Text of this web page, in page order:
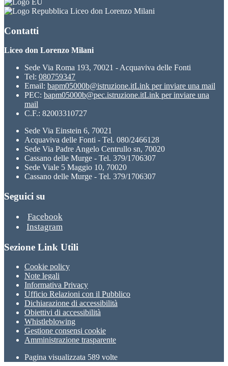
Liceo don Lorenzo Milani
Contatti
Liceo don Lorenzo Milani
Sede Via Roma 193, 70021 - Acquaviva delle Fonti
Tel: 080759347
Email: bapm05000b@istruzione.itLink per inviare una mail
PEC: bapm05000b@pec.istruzione.itLink per inviare una
mail
C.F.: 82003310727
Sede Via Einstein 6, 70021
Acquaviva delle Fonti - Tel. 080/2466128
Sede Via Padre Angelo Centrullo sn, 70020
Cassano delle Murge - Tel. 379/1706307
Sede Viale 5 Maggio 10, 70020
Cassano delle Murge - Tel. 379/1706307
Seguici su
Facebook
Instagram
Sezione Link Utili
Cookie policy
Note legali
Informativa Privacy
Ufficio Relazioni con il Pubblico
Dichiarazione di accessibilità
Obiettivi di accessibilità
Whistleblowing
Gestione consensi cookie
Amministrazione trasparente
Pagina visualizzata 589 volte